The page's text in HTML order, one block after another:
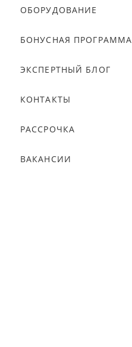
ОБОРУДОВАНИЕ
БОНУСНАЯ ПРОГРАММА
ЭКСПЕРТНЫЙ БЛОГ
КОНТАКТЫ
РАССРОЧКА
ВАКАНСИИ